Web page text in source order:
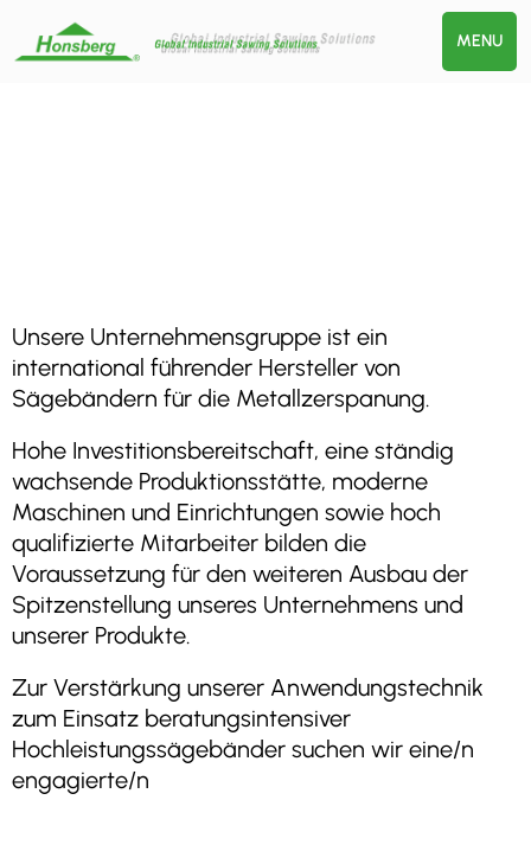
MENU
Unsere Unternehmensgruppe ist ein
international führender Hersteller von
Sägebändern für die Metallzerspanung.
Hohe Investitionsbereitschaft, eine ständig
wachsende Produktionsstätte, moderne
Maschinen und Einrichtungen sowie hoch
qualifizierte Mitarbeiter bilden die
Voraussetzung für den weiteren Ausbau der
Spitzenstellung unseres Unternehmens und
unserer Produkte.
Zur Verstärkung unserer Anwendungstechnik
zum Einsatz beratungsintensiver
Hochleistungssägebänder suchen wir eine/n
engagierte/n